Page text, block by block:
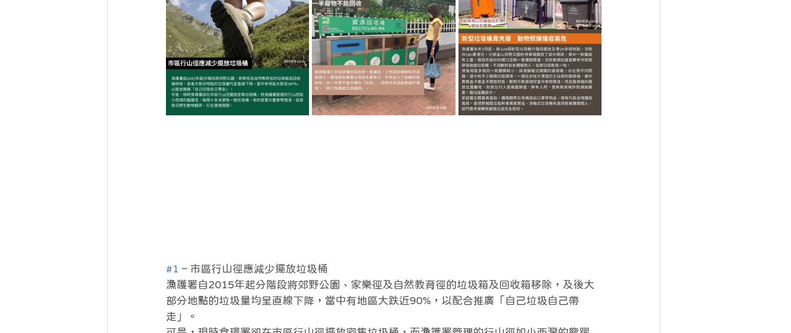
#1 – 市區行山徑應減少擺放垃圾桶
漁護署自2015年起分階段將郊野公園、家樂徑及自然教育徑的垃圾箱及回收箱移除，及後大
部分地點的垃圾量均呈直線下降，當中有地區大跌近90%，以配合推廣「自己垃圾自己帶
走」。